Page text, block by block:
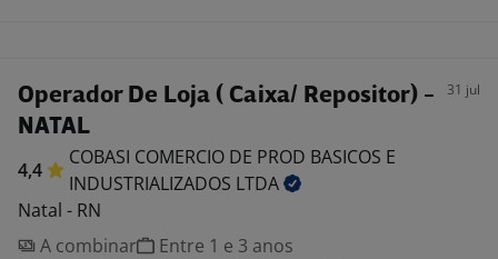
Operador De Loja ( Caixa/ Repositor) -
NATAL
31 jul
4,4
COBASI COMERCIO DE PROD BASICOS E
INDUSTRIALIZADOS LTDA
Natal - RN
A combinar
Entre 1 e 3 anos